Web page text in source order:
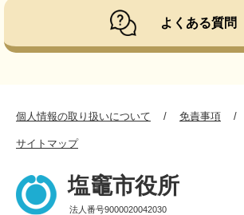
よくある質問
個人情報の取り扱いについて 免責事項
サイトマップ
塩竈市役所
法人番号9000020042030